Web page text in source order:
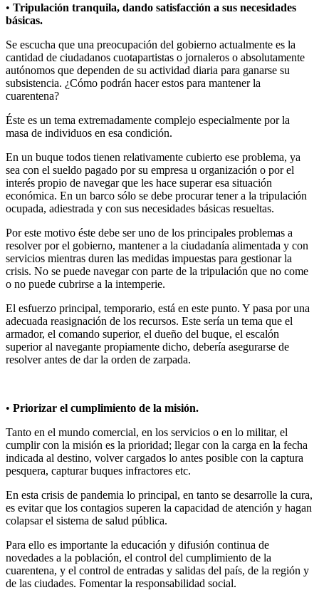
• Tripulación tranquila, dando satisfacción a sus necesidades
básicas.
Se escucha que una preocupación del gobierno actualmente es la
cantidad de ciudadanos cuotapartistas o jornaleros o absolutamente
autónomos que dependen de su actividad diaria para ganarse su
subsistencia. ¿Cómo podrán hacer estos para mantener la
cuarentena?
Éste es un tema extremadamente complejo especialmente por la
masa de individuos en esa condición.
En un buque todos tienen relativamente cubierto ese problema, ya
sea con el sueldo pagado por su empresa u organización o por el
interés propio de navegar que les hace superar esa situación
económica. En un barco sólo se debe procurar tener a la tripulación
ocupada, adiestrada y con sus necesidades básicas resueltas.
Por este motivo éste debe ser uno de los principales problemas a
resolver por el gobierno, mantener a la ciudadanía alimentada y con
servicios mientras duren las medidas impuestas para gestionar la
crisis. No se puede navegar con parte de la tripulación que no come
o no puede cubrirse a la intemperie.
El esfuerzo principal, temporario, está en este punto. Y pasa por una
adecuada reasignación de los recursos. Este sería un tema que el
armador, el comando superior, el dueño del buque, el escalón
superior al navegante propiamente dicho, debería asegurarse de
resolver antes de dar la orden de zarpada.
• Priorizar el cumplimiento de la misión.
Tanto en el mundo comercial, en los servicios o en lo militar, el
cumplir con la misión es la prioridad; llegar con la carga en la fecha
indicada al destino, volver cargados lo antes posible con la captura
pesquera, capturar buques infractores etc.
En esta crisis de pandemia lo principal, en tanto se desarrolle la cura,
es evitar que los contagios superen la capacidad de atención y hagan
colapsar el sistema de salud pública.
Para ello es importante la educación y difusión continua de
novedades a la población, el control del cumplimiento de la
cuarentena, y el control de entradas y salidas del país, de la región y
de las ciudades. Fomentar la responsabilidad social.